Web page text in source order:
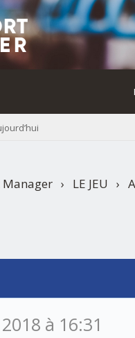
› LE JEU ›
à 16:31